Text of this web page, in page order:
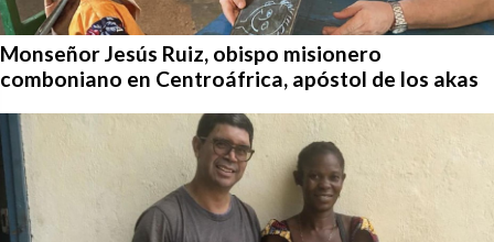
Monseñor Jesús Ruiz, obispo misionero
comboniano en Centroáfrica, apóstol de los akas